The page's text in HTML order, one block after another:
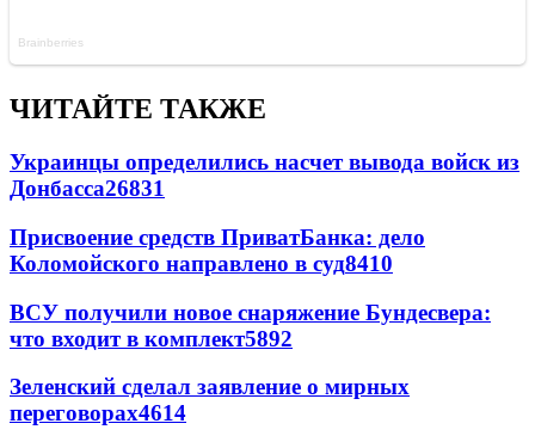
ЧИТАЙТЕ ТАКЖЕ
Украинцы определились насчет вывода войск из
Донбасса26831
Присвоение средств ПриватБанка: дело
Коломойского направлено в суд8410
ВСУ получили новое снаряжение Бундесвера:
что входит в комплект5892
Зеленский сделал заявление о мирных
переговорах4614